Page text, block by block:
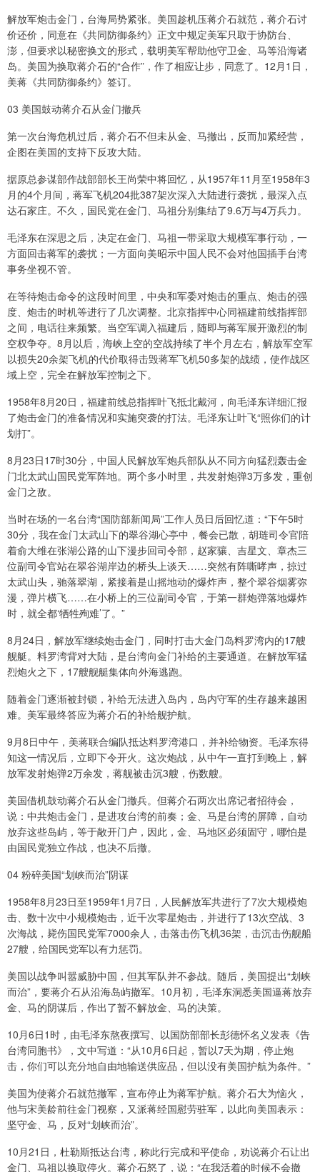
解放军炮击金门，台海局势紧张。美国趁机压蒋介石就范，蒋介石讨
价还价，同意在《共同防御条约》正文中规定美军只取于协防台、
澎，但要求以秘密换文的形式，载明美军帮助他守卫金、马等沿海诸
岛。美国为换取蒋介石的“合作”，作了相应让步，同意了。12月1日，
美蒋《共同防御条约》签订。
03 美国鼓动蒋介石从金门撤兵
第一次台海危机过后，蒋介石不但未从金、马撤出，反而加紧经营，
企图在美国的支持下反攻大陆。
据原总参谋部作战部部长王尚荣中将回忆，从1957年11月至1958年3
月的4个月间，蒋军飞机204批387架次深入大陆进行袭扰，最深入点
达石家庄。不久，国民党在金门、马祖分别集结了9.6万与4万兵力。
毛泽东在深思之后，决定在金门、马祖一带采取大规模军事行动，一
方面回击蒋军的袭扰；一方面向美昭示中国人民不会对他国插手台湾
事务坐视不管。
在等待炮击命令的这段时间里，中央和军委对炮击的重点、炮击的强
度、炮击的时机等进行了几次调整。北京指挥中心同福建前线指挥部
之间，电话往来频繁。当空军调入福建后，随即与蒋军展开激烈的制
空权争夺。8月以后，海峡上空的空战持续了半个月左右，解放军空军
以损失20余架飞机的代价取得击毁蒋军飞机50多架的战绩，使作战区
域上空，完全在解放军控制之下。
1958年8月20日，福建前线总指挥叶飞抵北戴河，向毛泽东详细汇报
了炮击金门的准备情况和实施突袭的打法。毛泽东让叶飞“照你们的计
划打”。
8月23日17时30分，中国人民解放军炮兵部队从不同方向猛烈轰击金
门北太武山国民党军阵地。两个多小时里，共发射炮弹3万多发，重创
金门之敌。
当时在场的一名台湾“国防部新闻局”工作人员日后回忆道：“下午5时
30分，我在金门太武山下的翠谷湖心亭中，餐会已散，胡琏司令官陪
着俞大维在张湖公路的山下漫步回司令部，赵家骧、吉星文、章杰三
位副司令官站在翠谷湖岸边的桥头上谈天……突然有阵嘶哮声，掠过
太武山头，驰落翠湖，紧接着是山摇地动的爆炸声，整个翠谷烟雾弥
漫，弹片横飞……在小桥上的三位副司令官，于第一群炮弹落地爆炸
时，就全都‘牺牲殉难’了。”
8月24日，解放军继续炮击金门，同时打击大金门岛料罗湾内的17艘
舰艇。料罗湾背对大陆，是台湾向金门补给的主要通道。在解放军猛
烈炮火之下，17艘舰艇集体向外海逃跑。
随着金门逐渐被封锁，补给无法进入岛内，岛内守军的生存越来越困
难。美军最终答应为蒋介石的补给舰护航。
9月8日中午，美蒋联合编队抵达料罗湾港口，并补给物资。毛泽东得
知这一情况后，立即下令开火。这次炮战，从中午一直打到晚上，解
放军发射炮弹2万余发，蒋舰被击沉3艘，伤数艘。
美国借机鼓动蒋介石从金门撤兵。但蒋介石两次出席记者招待会，
说：中共炮击金门，是进攻台湾的前奏；金、马是台湾的屏障，自动
放弃这些岛屿，等于敞开门户，因此，金、马地区必须固守，哪怕是
由国民党独立作战，也决不后撤。
04 粉碎美国“划峡而治”阴谋
1958年8月23日至1959年1月7日，人民解放军共进行了7次大规模炮
击、数十次中小规模炮击，近千次零星炮击，并进行了13次空战、3
次海战，毙伤国民党军7000余人，击落击伤飞机36架，击沉击伤舰船
27艘，给国民党军以有力惩罚。
美国以战争叫嚣威胁中国，但其军队并不参战。随后，美国提出“划峡
而治”，要蒋介石从沿海岛屿撤军。10月初，毛泽东洞悉美国逼蒋放弃
金、马的阴谋后，作出了暂不解放金、马的决策。
10月6日1时，由毛泽东熬夜撰写、以国防部部长彭德怀名义发表《告
台湾同胞书》，文中写道：“从10月6日起，暂以7天为期，停止炮
击，你们可以充分地自由地输送供应品，但以没有美国护航为条件。”
美国为使蒋介石就范撤军，宣布停止为蒋军护航。蒋介石大为恼火，
他与宋美龄前往金门视察，又派蒋经国慰劳驻军，以此向美国表示：
坚守金、马，反对“划峡而治”。
10月21日，杜勒斯抵达台湾，称此行完成和平使命，劝说蒋介石让出
金门、马祖以换取停火。蒋介石怒了，说：“在我活着的时候不会撤